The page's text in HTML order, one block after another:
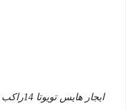
ايجار هايس تويوتا 14راكب